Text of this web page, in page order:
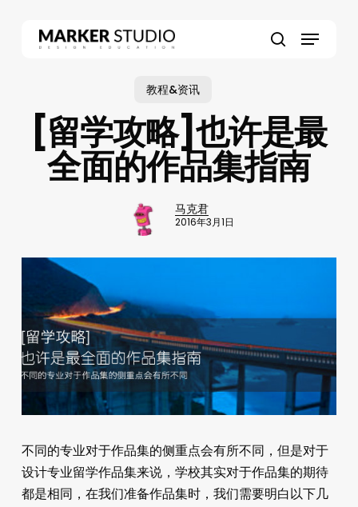
Menu
教程&资讯
[留学攻略]也许是最
全面的作品集指南
马克君
2016年3月1日
不同的专业对于作品集的侧重点会有所不同，但是对于
设计专业留学作品集来说，学校其实对于作品集的期待
都是相同，在我们准备作品集时，我们需要明白以下几